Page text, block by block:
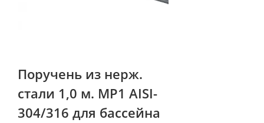
Поручень из нерж.
стали 1,0 м. MP1 AISI-
304/316 для бассейна